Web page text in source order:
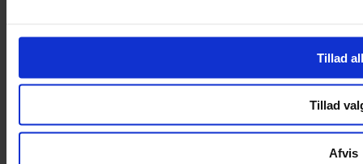
Tillad
Tillad
Afvis
Mandag – Fredag 10:00 – 17:30
Copyright © 2022.Design & hosting by Webhuset Ballum ApS